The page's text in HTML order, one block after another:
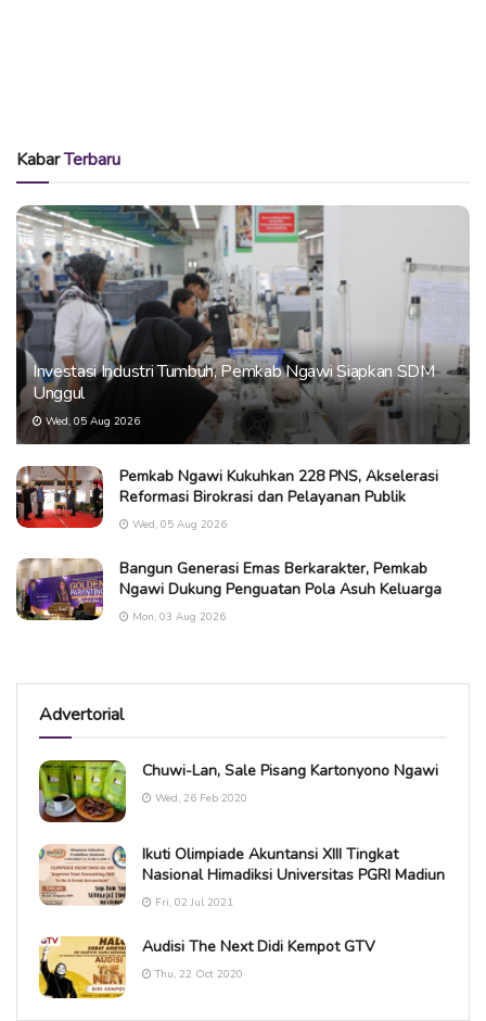
KabarTerbaru
Investasi Industri Tumbuh, Pemkab Ngawi Siapkan SDM
Unggul
Wed, 05 Aug 2026
Pemkab Ngawi Kukuhkan 228 PNS, Akselerasi
Reformasi Birokrasi dan Pelayanan Publik
Wed, 05 Aug 2026
Bangun Generasi Emas Berkarakter, Pemkab
Ngawi Dukung Penguatan Pola Asuh Keluarga
Mon, 03 Aug 2026
Advertorial
Chuwi-Lan, Sale Pisang Kartonyono Ngawi
Wed, 26 Feb 2020
Ikuti Olimpiade Akuntansi XIII Tingkat
Nasional Himadiksi Universitas PGRI Madiun
Fri, 02 Jul 2021
Audisi The Next Didi Kempot GTV
Thu, 22 Oct 2020